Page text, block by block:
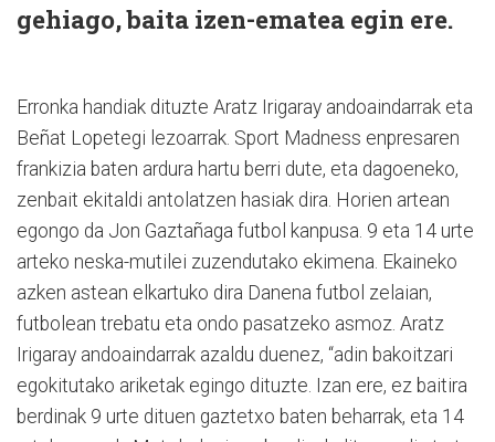
gehiago, baita izen-ematea egin ere.
Erronka handiak dituzte Aratz Irigaray andoaindarrak eta
Beñat Lopetegi lezoarrak. Sport Madness enpresaren
frankizia baten ardura hartu berri dute, eta dagoeneko,
zenbait ekitaldi antolatzen hasiak dira. Horien artean
egongo da Jon Gaztañaga futbol kanpusa. 9 eta 14 urte
arteko neska-mutilei zuzendutako ekimena. Ekaineko
azken astean elkartuko dira Danena futbol zelaian,
futbolean trebatu eta ondo pasatzeko asmoz. Aratz
Irigaray andoaindarrak azaldu duenez, “adin bakoitzari
egokitutako ariketak egingo dituzte. Izan ere, ez baitira
berdinak 9 urte dituen gaztetxo baten beharrak, eta 14